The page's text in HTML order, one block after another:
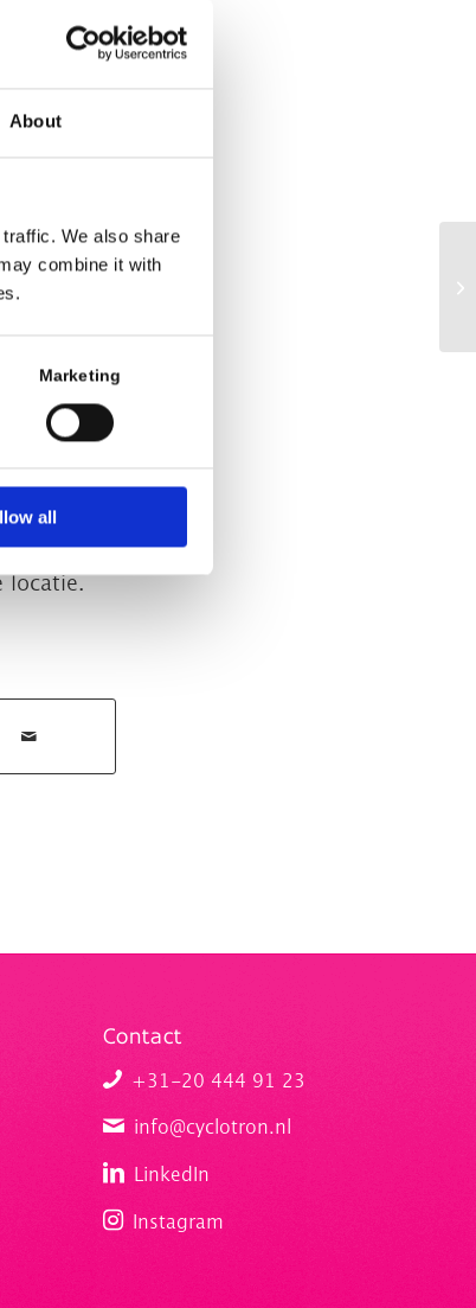
About
We also share
combine it with
Marketing
all
Wat een
en zijn
locatie.
Contact
+31-20 444 91 23
info@cyclotron.nl
LinkedIn
Instagram